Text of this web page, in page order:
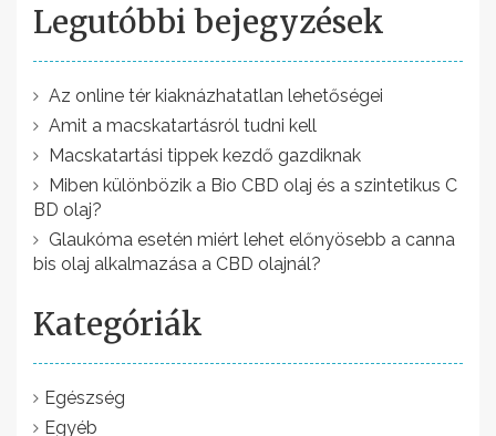
y
n
v
g
á
Legutóbbi bejegyzések
Az online tér kiaknázhatatlan lehetőségei
Amit a macskatartásról tudni kell
Macskatartási tippek kezdő gazdiknak
Miben különbözik a Bio CBD olaj és a szintetikus C
BD olaj?
Glaukóma esetén miért lehet előnyösebb a canna
bis olaj alkalmazása a CBD olajnál?
Kategóriák
Egészség
Egyéb